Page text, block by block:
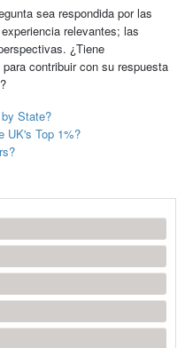
sea respondida por las
relevantes; las
¿Tiene
contribuir con su respuesta
State?
UK's Top 1%?